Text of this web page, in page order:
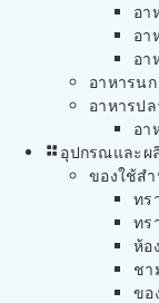
อา
อา
อา
อาหารนก
อาหารปล
อา
อุปกรณและผ
ของใช้ส
ทร
ทร
ห้อ
ชา
ขอ